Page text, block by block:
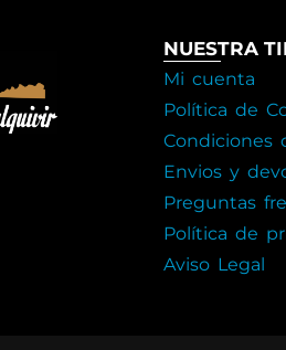
NUESTRA
Mi cuenta
Política de
Condiciones
Envios y
Preguntas
Política de
Aviso Legal